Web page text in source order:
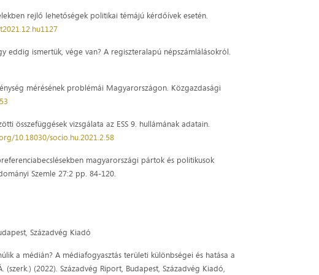
rejlő lehetőségek politikai témájú kérdőívek esetén.
eddig ismertük, vége van? A regiszteralapú népszámlálásokról.
mérésének problémái Magyarországon. Közgazdasági
összefüggések vizsgálata az ESS 9. hullámának adatain.
10.18030/socio.hu.2021.2.58
magyarországi pártok és politikusok
Szemle 27:2 pp. 84-120.
Századvég Kiadó
a médián? A médiafogyasztás területi különbségei és hatása a
(2022). Századvég Riport, Budapest, Századvég Kiadó,